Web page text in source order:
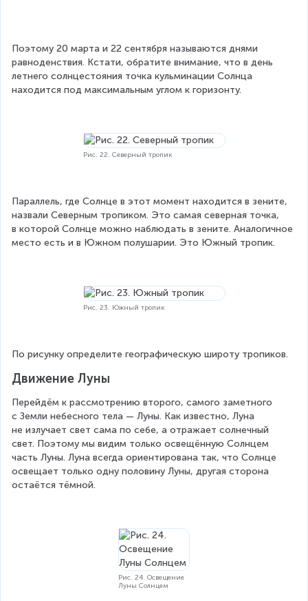
Поэтому 20 марта и 22 сентября называются днями
равноденствия. Кстати, обратите внимание, что в день
летнего солнцестояния точка кульминации Солнца
находится под максимальным углом к горизонту.
Рис. 22. Северный тропик
Параллель, где Солнце в этот момент находится в зените,
назвали Северным тропиком. Это самая северная точка,
в которой Солнце можно наблюдать в зените. Аналогичное
место есть и в Южном полушарии. Это Южный тропик.
Рис. 23. Южный тропик
По рисунку определите географическую широту тропиков.
Движение Луны
Перейдём к рассмотрению второго, самого заметного
с Земли небесного тела — Луны. Как известно, Луна
не излучает свет сама по себе, а отражает солнечный
свет. Поэтому мы видим только освещённую Солнцем
часть Луны. Луна всегда ориентирована так, что Солнце
освещает только одну половину Луны, другая сторона
остаётся тёмной.
Рис. 24. Освещение
Луны Солнцем